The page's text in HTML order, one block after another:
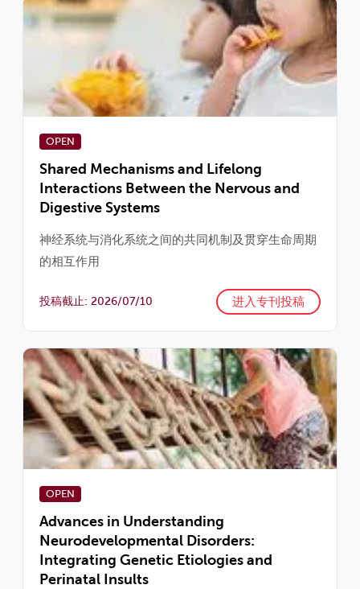
OPEN
Shared Mechanisms and Lifelong
Interactions Between the Nervous and
Digestive Systems
神经系统与消化系统之间的共同机制及贯穿生命周期
的相互作用
投稿截止: 2026/07/10 进入专刊投稿
OPEN
Advances in Understanding
Neurodevelopmental Disorders:
Integrating Genetic Etiologies and
Perinatal Insults